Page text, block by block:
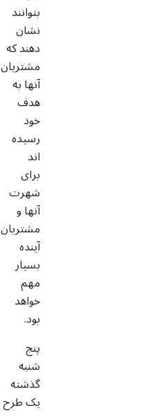
بتوانند
نشان
دهند که
مشتریان
آنها به
هدف
خود
رسیده
اند
برای
شهرت
آنها و
مشتریان
آینده
بسیار
مهم
خواهد
بود.
پنج
شنبه
گذشته
یک طرح